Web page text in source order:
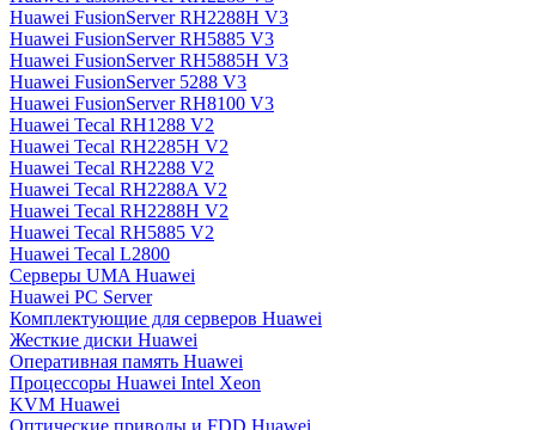
Huawei FusionServer RH2288H V3
Huawei FusionServer RH5885 V3
Huawei FusionServer RH5885H V3
Huawei FusionServer 5288 V3
Huawei FusionServer RH8100 V3
Huawei Tecal RH1288 V2
Huawei Tecal RH2285H V2
Huawei Tecal RH2288 V2
Huawei Tecal RH2288A V2
Huawei Tecal RH2288H V2
Huawei Tecal RH5885 V2
Huawei Tecal L2800
Серверы UMA Huawei
Huawei PC Server
Комплектующие для серверов Huawei
Жесткие диски Huawei
Оперативная память Huawei
Процессоры Huawei Intel Xeon
KVM Huawei
Оптические приводы и FDD Huawei